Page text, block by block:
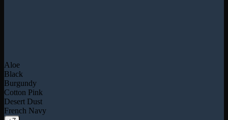
Aloe
Black
Burgundy
Cotton Pink
Desert Dust
French Navy